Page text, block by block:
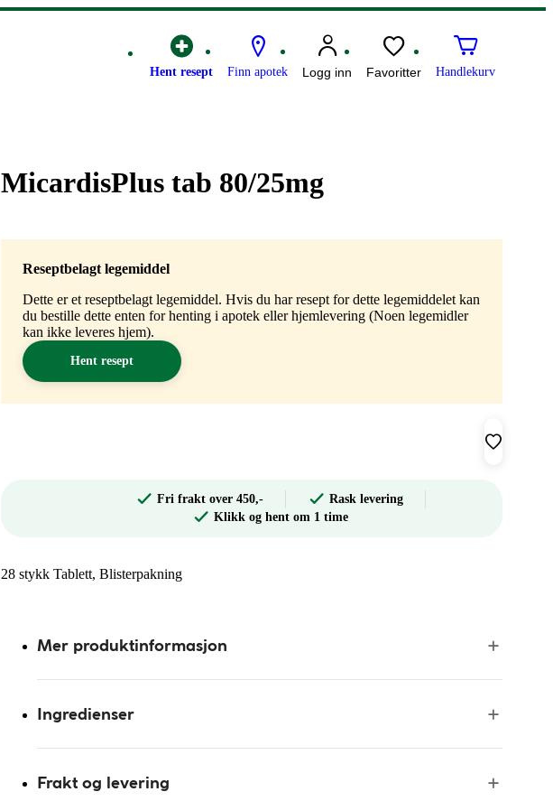
Hent resept Finn apotek Logg inn Favoritter Handlekurv
Merke
MicardisPlus tab 80/25mg
Reseptbelagt legemiddel
Dette er et reseptbelagt legemiddel. Hvis du har resept for dette legemiddelet kan
du bestille dette enten for henting i apotek eller hjemlevering (Noen legemidler
kan ikke leveres hjem).
Hent resept
Fri frakt over 450,-
Rask levering
Klikk og hent om 1 time
28 stykk Tablett, Blisterpakning
Mer produktinformasjon
Ingredienser
Frakt og levering